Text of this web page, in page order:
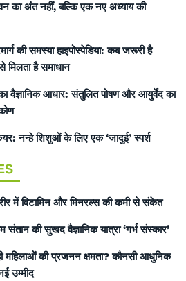
का अंत नहीं, बल्कि एक नए अध्याय की
की समस्या हाइपोस्पेडिया: कब जरूरी है
मिलता है समाधान
वैज्ञानिक आधार: संतुलित पोषण और आयुर्वेद का
नन्हे शिशुओं के लिए एक ‘जादुई’ स्पर्श
में विटामिन और मिनरल्स की कमी से संकेत
संतान की सुखद वैज्ञानिक यात्रा ‘गर्भ संस्कार’
महिलाओं की प्रजनन क्षमता? कौनसी आधुनिक
उम्मीद